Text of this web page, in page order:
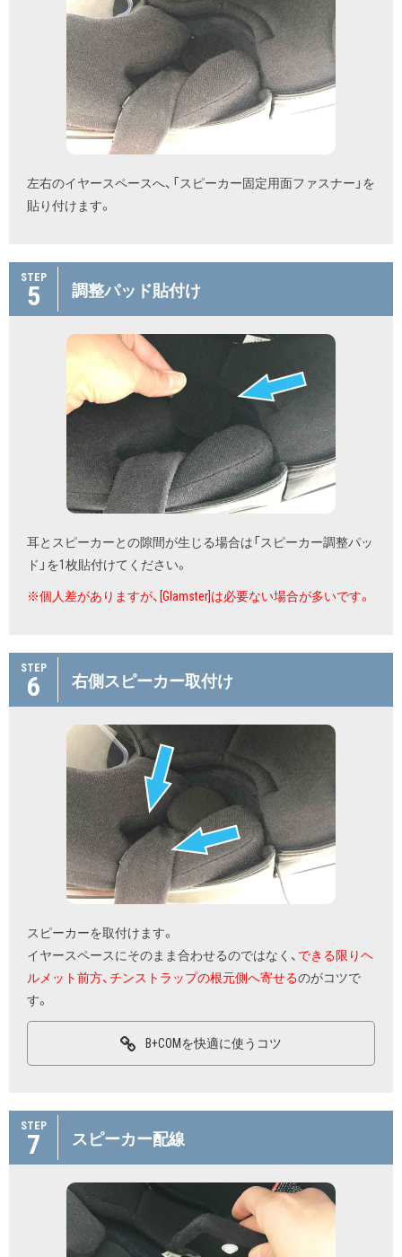
左右のイヤースペースへ、「スピーカー固定用面ファスナー」を
貼り付けます。
STEP
5 調整パッド貼付け
耳とスピーカーとの隙間が生じる場合は「スピーカー調整パッ
ド」を1枚貼付けてください。
※個人差がありますが、[Glamster]は必要ない場合が多いです。
STEP
6 右側スピーカー取付け
スピーカーを取付けます。
イヤースペースにそのまま合わせるのではなく、 できる限りヘ
ルメット前方、チンストラップの根元側へ寄せるのがコツで
す。
B+COMを快適に使うコツ
STEP
7 スピーカー配線